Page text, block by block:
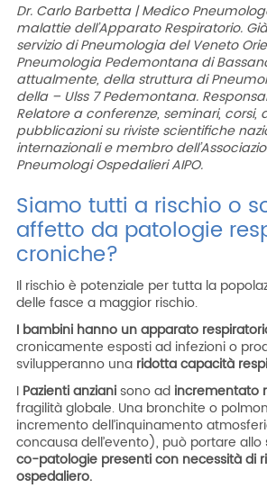
Dr. Carlo Barbetta | Medico
malattie dell’Apparato Respiratorio.
servizio di Pneumologia del Veneto
Pneumologia Pedemontana di
attualmente, della struttura di
della – Ulss 7Pedemontana.
Relatore a conferenze, seminari, corsi,
pubblicazioni su riviste scientifiche
internazionali e membro
Pneumologi Ospedalieri AIPO.
Siamo tutti a rischio o
affetto da patologie
croniche?
Il rischio è potenziale per tutta la
delle fasce a maggior rischio.
I bambini hanno un apparato
cronicamente esposti ad infezioni o
svilupperanno una ridotta capacità
I Pazienti anzianisono ad incrementato
fragilità globale. Una bronchite o
incremento dell’inquinamento
concausa dell’evento), può portare allo
co-patologie presenti con necessità di
ospedaliero.